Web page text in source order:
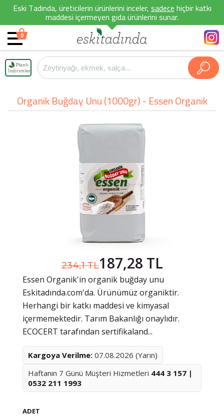
Eski Tadında, üreticilerin ürünlerini inceler,sadecehiçbir katkı
maddesi içermeyen gıda ürünlerini sunar.
0
Planlı
İndirimler
Organik Buğday Unu (1000gr) - Essen Organik
234,1 TL187,28 TL
Essen Organik'in organik buğday unu
Eskitadında.com'da. Ürünümüz organiktir.
Herhangi bir katkı maddesi ve kimyasal
içermemektedir. Tarım Bakanlığı onaylıdır.
ECOCERT tarafından sertifikaland...
Kargoya Verilme: 07.08.2026 (Yarın)
Haftanın 7 Günü Müşteri Hizmetleri 444 3 157 |
0532 211 1993
ADET